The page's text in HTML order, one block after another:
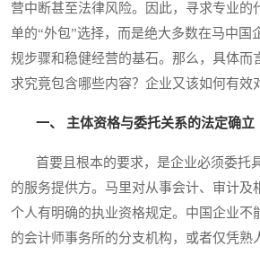
营中断甚至法律风险。因此，寻求专业的
单的“外包”选择，而是绝大多数在马中国
规步骤和稳健经营的基石。那么，具体而
求究竟包含哪些内容？企业又该如何有效
一、 主体资格与委托关系的法定确立
首要且根本的要求，是企业必须委托
的服务提供方。马里对从事会计、审计及
个人有明确的执业资格规定。中国企业不
的会计师事务所的分支机构，或者仅凭熟